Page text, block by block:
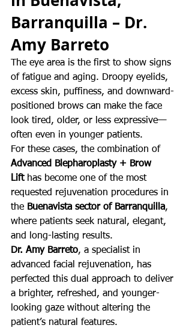
Barranquilla – Dr.
Amy Barreto
The eye area is the first to show signs
of fatigue and aging. Droopy eyelids,
excess skin, puffiness, and downward-
positioned brows can make the face
look tired, older, or less expressive—
often even in younger patients.
For these cases, the combination of
Advanced Blepharoplasty + Brow
Lift has become one of the most
requested rejuvenation procedures in
the Buenavista sector of Barranquilla,
where patients seek natural, elegant,
and long-lasting results.
Dr. Amy Barreto, a specialist in
advanced facial rejuvenation, has
perfected this dual approach to deliver
a brighter, refreshed, and younger-
looking gaze without altering the
patient’s natural features.